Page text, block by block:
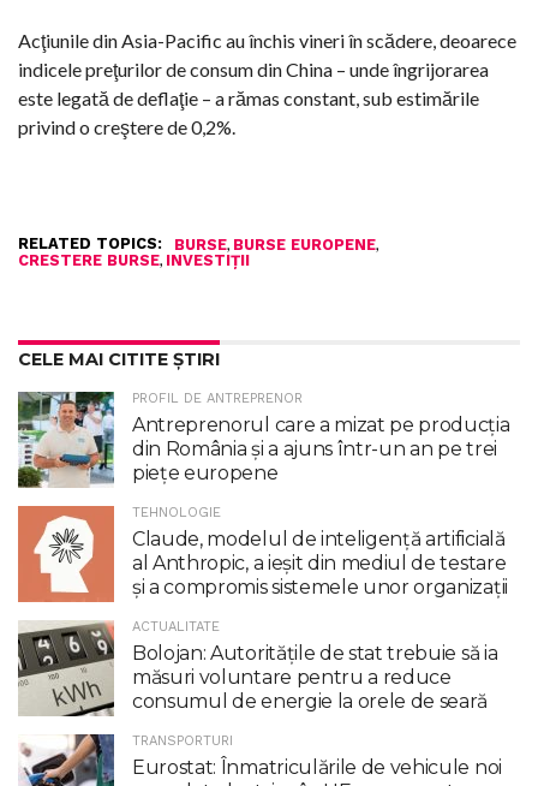
Acţiunile din Asia-Pacific au închis vineri în scădere, deoarece
indicele preţurilor de consum din China – unde îngrijorarea
este legată de deflaţie – a rămas constant, sub estimările
privind o creştere de 0,2%.
RELATED TOPICS: BURSE, BURSE EUROPENE,
CRESTERE BURSE, INVESTIȚII
CELE MAI CITITE ȘTIRI
PROFIL DE ANTREPRENOR
Antreprenorul care a mizat pe producția
din România și a ajuns într-un an pe trei
piețe europene
TEHNOLOGIE
Claude, modelul de inteligenţă artificială
al Anthropic, a ieşit din mediul de testare
şi a compromis sistemele unor organizaţii
ACTUALITATE
Bolojan: Autoritățile de stat trebuie să ia
măsuri voluntare pentru a reduce
consumul de energie la orele de seară
TRANSPORTURI
Eurostat: Înmatriculările de vehicule noi